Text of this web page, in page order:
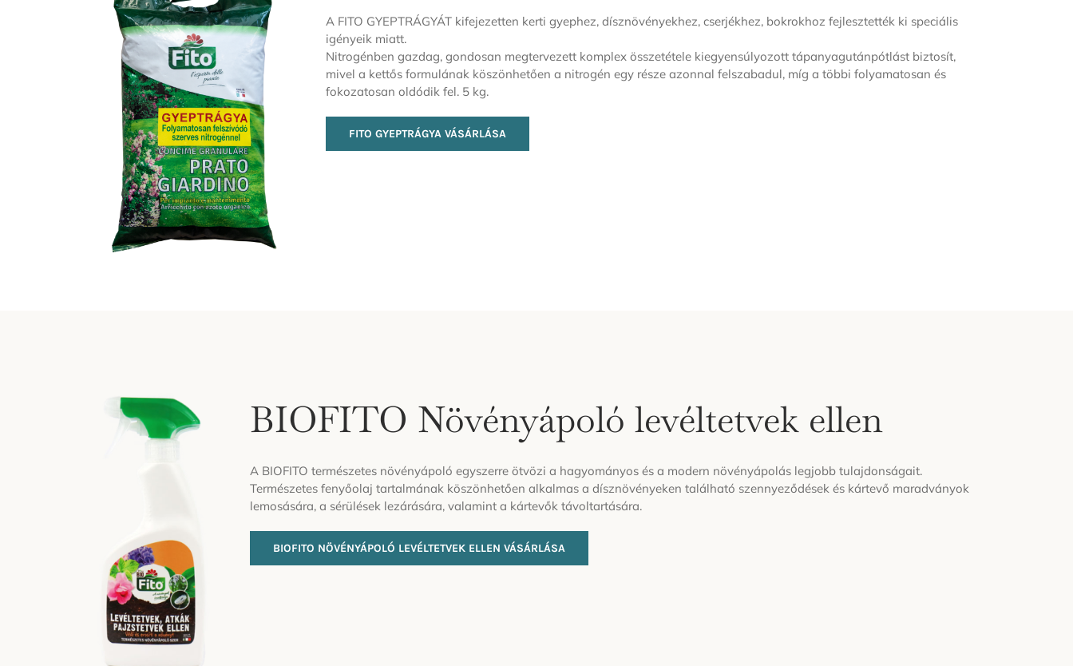
A FITO GYEPTRÁGYÁT kifejezetten kerti gyephez, dísznövényekhez, cserjékhez, bokrokhoz fejlesztették ki speciális
igényeik miatt.
Nitrogénben gazdag, gondosan megtervezett komplex összetétele kiegyensúlyozott tápanyagutánpótlást biztosít,
mivel a kettős formulának köszönhetően a nitrogén egy része azonnal felszabadul, míg a többi folyamatosan és
fokozatosan oldódik fel. 5 kg.
FITO GYEPTRÁGYA VÁSÁRLÁSA
BIOFITO Növényápoló levéltetvek ellen
A BIOFITO természetes növényápoló egyszerre ötvözi a hagyományos és a modern növényápolás legjobb tulajdonságait.
Természetes fenyőolaj tartalmának köszönhetően alkalmas a dísznövényeken található szennyeződések és kártevő maradványok
lemosására, a sérülések lezárására, valamint a kártevők távoltartására.
BIOFITO NÖVÉNYÁPOLÓ LEVÉLTETVEK ELLEN VÁSÁRLÁSA